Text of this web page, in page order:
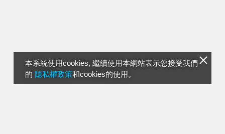
本系統使用cookies, 繼續使用本網站表示您接受我們
的 隱私權政策和cookies的使用。